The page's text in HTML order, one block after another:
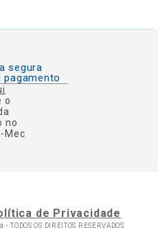
segura
pagamento
o
no
Mec
de Privacidade
-TODOS OS DIREITOS RESERVADOS